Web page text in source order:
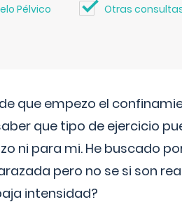
Pélvico Otras
que empezo el
que tipo de ejercicio
ni para mi. He buscado
pero no se si son
intensidad?